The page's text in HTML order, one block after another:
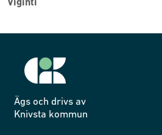
Viginti
Ägs och drivs av
Knivsta kommun